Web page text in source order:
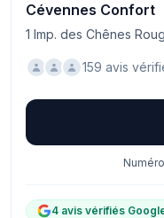
Cévennes Confort
1 Imp. des Chênes
159 avis
4 avis vérifiés